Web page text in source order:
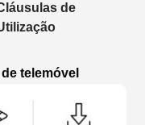
de
telemóvel